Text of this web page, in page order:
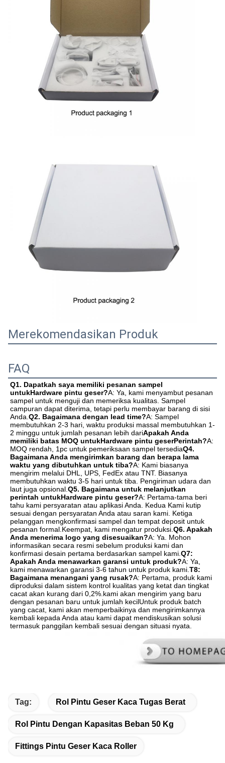
Merekomendasikan Produk
FAQ
Q1. Dapatkah saya memiliki pesanan sampel
untukHardware pintu geser?A: Ya, kami menyambut pesanan
sampel untuk menguji dan memeriksa kualitas. Sampel
campuran dapat diterima, tetapi perlu membayar barang di sisi
Anda. Q2. Bagaimana dengan lead time?A: Sampel
membutuhkan 2-3 hari, waktu produksi massal membutuhkan 1-
2 minggu untuk jumlah pesanan lebih dariApakah Anda
memiliki batas MOQ untukHardware pintu geserPerintah?A:
MOQ rendah, 1pc untuk pemeriksaan sampel tersediaQ4.
Bagaimana Anda mengirimkan barang dan berapa lama
waktu yang dibutuhkan untuk tiba?A: Kami biasanya
mengirim melalui DHL, UPS, FedEx atau TNT. Biasanya
membutuhkan waktu 3-5 hari untuk tiba. Pengiriman udara dan
laut juga opsional. Q5. Bagaimana untuk melanjutkan
perintah untukHardware pintu geser?A: Pertama-tama beri
tahu kami persyaratan atau aplikasi Anda. Kedua Kami kutip
sesuai dengan persyaratan Anda atau saran kami. Ketiga
pelanggan mengkonfirmasi sampel dan tempat deposit untuk
pesanan formal.Keempat, kami mengatur produksi. Q6. Apakah
Anda menerima logo yang disesuaikan?A: Ya. Mohon
informasikan secara resmi sebelum produksi kami dan
konfirmasi desain pertama berdasarkan sampel kami. Q7:
Apakah Anda menawarkan garansi untuk produk?A: Ya,
kami menawarkan garansi 3-6 tahun untuk produk kami. T8:
Bagaimana menangani yang rusak?A: Pertama, produk kami
diproduksi dalam sistem kontrol kualitas yang ketat dan tingkat
cacat akan kurang dari 0,2%.kami akan mengirim yang baru
dengan pesanan baru untuk jumlah kecilUntuk produk batch
yang cacat, kami akan memperbaikinya dan mengirimkannya
kembali kepada Anda atau kami dapat mendiskusikan solusi
termasuk panggilan kembali sesuai dengan situasi nyata.
Tag: Rol Pintu Geser Kaca Tugas Berat
Rol Pintu Dengan Kapasitas Beban 50 Kg
Fittings Pintu Geser Kaca Roller